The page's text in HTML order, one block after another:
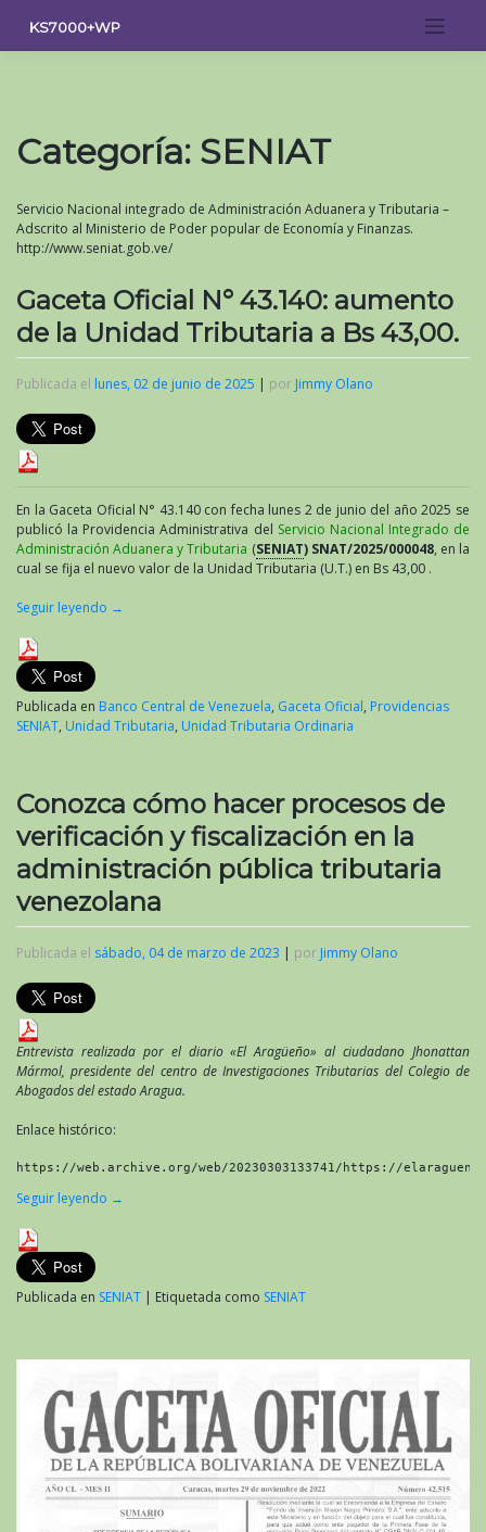
contenido
KS7000+WP
Categoría: SENIAT
Servicio Nacional integrado de Administración Aduanera y Tributaria –
Adscrito al Ministerio de Poder popular de Economía y Finanzas.
http://www.seniat.gob.ve/
Gaceta Oficial N° 43.140: aumento
de la Unidad Tributaria a Bs 43,00.
Publicada el lunes, 02 de junio de 2025 | por Jimmy Olano
En la Gaceta Oficial N° 43.140 con fecha lunes 2 de junio del año 2025 se
publicó la Providencia Administrativa del Servicio Nacional Integrado de
Administración Aduanera y Tributaria (SENIAT) SNAT/2025/000048, en la
cual se fija el nuevo valor de la Unidad Tributaria (U.T.) en Bs 43,00 .
Seguir leyendo →
Publicada en Banco Central de Venezuela, Gaceta Oficial, Providencias
SENIAT, Unidad Tributaria, Unidad Tributaria Ordinaria
Conozca cómo hacer procesos de
verificación y fiscalización en la
administración pública tributaria
venezolana
Publicada el sábado, 04 de marzo de 2023 | por Jimmy Olano
Entrevista realizada por el diario «El Aragüeño» al ciudadano Jhonattan
Mármol, presidente del centro de Investigaciones Tributarias del Colegio de
Abogados del estado Aragua.
Enlace histórico:
https://web.archive.org/web/20230303133741/https://
Seguir leyendo →
Publicada en SENIAT | Etiquetada como SENIAT